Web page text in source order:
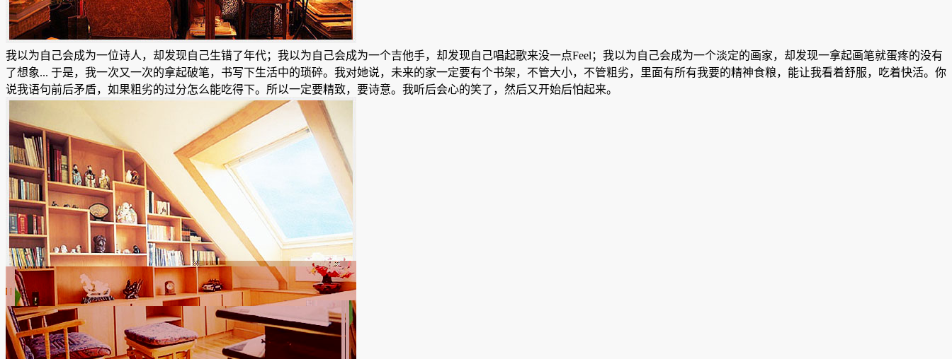
我以为自己会成为一位诗人，却发现自己生错了年代；我以为自己会成为一个吉他手，却发现自己唱起歌来没一点Feel；我以为自己会成为一个淡定的画家，却发现一拿起画笔就蛋疼的没有
了想象... 于是，我一次又一次的拿起破笔，书写下生活中的琐碎。我对她说，未来的家一定要有个书架，不管大小，不管粗劣，里面有所有我要的精神食粮，能让我看着舒服，吃着快活。你
说我语句前后矛盾，如果粗劣的过分怎么能吃得下。所以一定要精致，要诗意。我听后会心的笑了，然后又开始后怕起来。